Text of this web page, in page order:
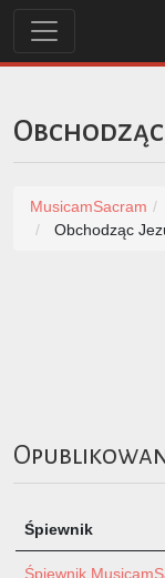
MusicamSacram
Obchodząc
Śpiewnik
Śpiewnik